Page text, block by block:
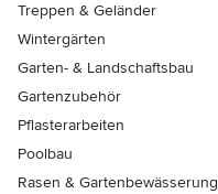
Treppen & Geländer
Wintergärten
Garten- & Landschaftsbau
Gartenzubehör
Pflasterarbeiten
Poolbau
Rasen & Gartenbewässerung